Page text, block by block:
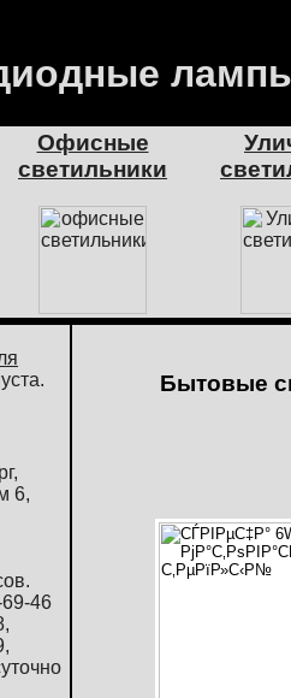
Офисные
светильники
6,
46
Бытовые